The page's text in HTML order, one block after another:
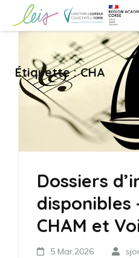
(Pressez
Entrée)
Collège Laetitia
Étiquette :CHA
Dossiers
disponibles
CHAM et
5 Mar,2026